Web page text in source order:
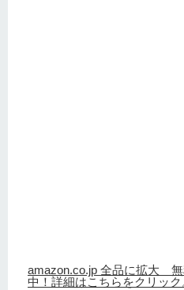
amazon.co.jp 全品に拡大
中！詳細はこちらをクリック